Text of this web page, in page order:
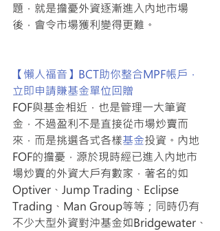
題，就是擔憂外資逐漸進入內地市場
後，會令市場獲利變得更難。
【懶人福音】BCT助你整合MPF帳戶，
立即申請賺基金單位回贈
FOF與基金相近，也是管理一大筆資
金，不過盈利不是直接從市場炒賣而
來，而是挑選各式各樣基金投資。內地
FOF的擔憂，源於現時經已進入內地市
場炒賣的外資大戶有數家，著名的如
Optiver、Jump Trading、Eclipse
Trading、Man Group等等；同時仍有
不少大型外資對沖基金如Bridgewater、